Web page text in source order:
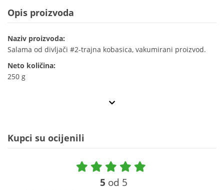
Opis proizvoda
Naziv proizvoda:
Salama od divljači #2-trajna kobasica, vakumirani proizvod.
Neto količina:
250 g
Kupci su ocijenili
5 od 5